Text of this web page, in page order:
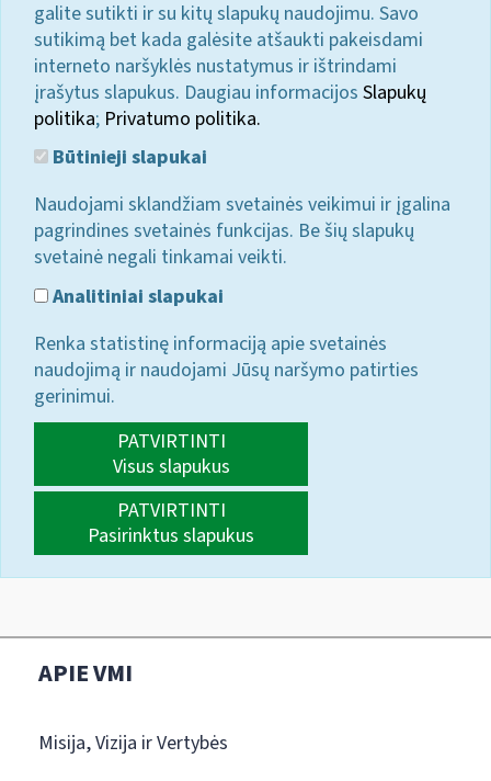
galite sutikti ir su kitų slapukų naudojimu. Savo
sutikimą bet kada galėsite atšaukti pakeisdami
interneto naršyklės nustatymus ir ištrindami
įrašytus slapukus. Daugiau informacijos Slapukų
politika; Privatumo politika.
Būtinieji slapukai
Naudojami sklandžiam svetainės veikimui ir įgalina
pagrindines svetainės funkcijas. Be šių slapukų
svetainė negali tinkamai veikti.
Analitiniai slapukai
Renka statistinę informaciją apie svetainės
naudojimą ir naudojami Jūsų naršymo patirties
gerinimui.
PATVIRTINTI
Visus slapukus
PATVIRTINTI
Pasirinktus slapukus
APIE VMI
Misija, Vizija ir Vertybės